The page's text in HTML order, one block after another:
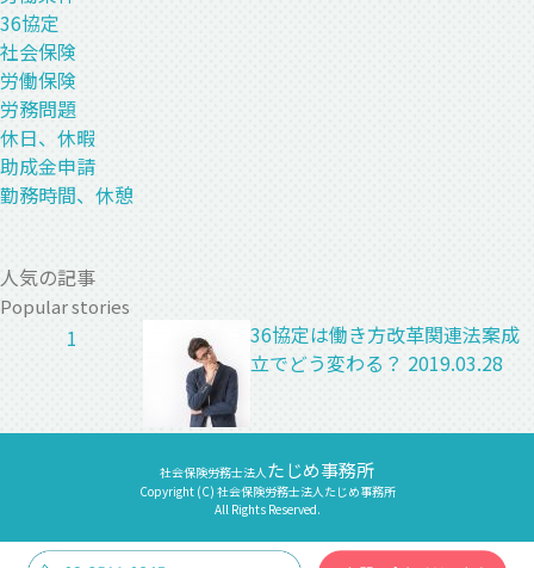
36協定
社会保険
労働保険
労務問題
休日、休暇
助成金申請
勤務時間、休憩
人気の記事
Popular stories
1
36協定は働き方改革関連法案成
立でどう変わる？ 2019.03.28
社会保険労務士法人 たじめ事務所
Copyright (C) 社会保険労務士法人たじめ事務所
All Rights Reserved.